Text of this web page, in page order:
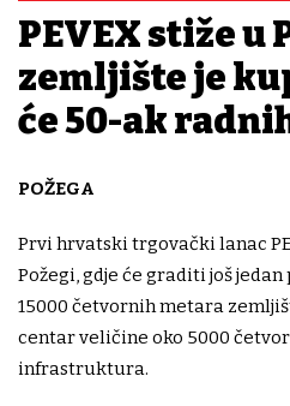
PEVEX stiže u
zemljište je
će 50-ak
POŽEGA
Prvi hrvatski trgovački lanac
Požegi, gdje će graditi još
15000 četvornih metara
centar veličine oko 5000
infrastruktura.